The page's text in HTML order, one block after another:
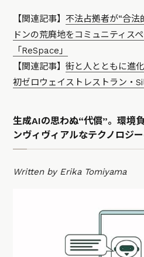
【関連記事】不法占拠者が“合法
ドンの荒廃地をコミュニティス
「ReSpace」
【関連記事】街と人とともに進
初ゼロウェイストレストラン・
生成AIの思わぬ“代償”。環境
ンヴィヴィアルなテクノロジ
Written by Erika Tomiyama